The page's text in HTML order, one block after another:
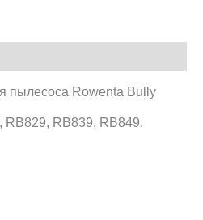
пылесоса Rowenta Bully
RB839, RB849.